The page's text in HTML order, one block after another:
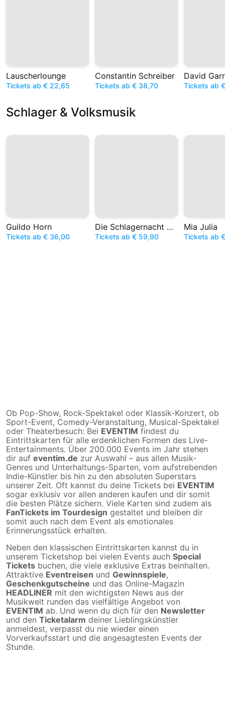
Lauscherlounge
Tickets ab € 22,65
Constantin Schreiber
Tickets ab € 38,70
David
Tickets ab
Schlager & Volksmusik
Guildo Horn
Tickets ab € 36,00
Die Schlagernacht des Jahres
Tickets ab € 59,90
Mia Julia
Tickets ab
Ob Pop-Show, Rock-Spektakel oder Klassik-Konzert, ob
Sport-Event, Comedy-Veranstaltung, Musical-Spektakel
oder Theaterbesuch: Bei EVENTIM findest du
Eintrittskarten für alle erdenklichen Formen des Live-
Entertainments. Über 200.000 Events im Jahr stehen
dir auf eventim.de zur Auswahl – aus allen Musik-
Genres und Unterhaltungs-Sparten, vom aufstrebenden
Indie-Künstler bis hin zu den absoluten Superstars
unserer Zeit. Oft kannst du deine Tickets bei EVENTIM
sogar exklusiv vor allen anderen kaufen und dir somit
die besten Plätze sichern. Viele Karten sind zudem als
FanTickets im Tourdesign gestaltet und bleiben dir
somit auch nach dem Event als emotionales
Erinnerungsstück erhalten.
Neben den klassischen Eintrittskarten kannst du in
unserem Ticketshop bei vielen Events auch Special
Tickets buchen, die viele exklusive Extras beinhalten.
Attraktive Eventreisen und Gewinnspiele,
Geschenkgutscheine und das Online-Magazin
HEADLINER mit den wichtigsten News aus der
Musikwelt runden das vielfältige Angebot von
EVENTIM ab. Und wenn du dich für den Newsletter
und den Ticketalarm deiner Lieblingskünstler
anmeldest, verpasst du nie wieder einen
Vorverkaufsstart und die angesagtesten Events der
Stunde.